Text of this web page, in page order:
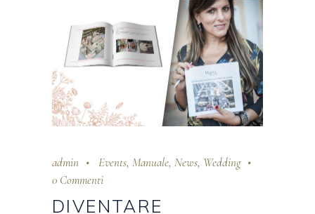
admin Events, Manuale, News, Wedding
0 Commenti
DIVENTARE